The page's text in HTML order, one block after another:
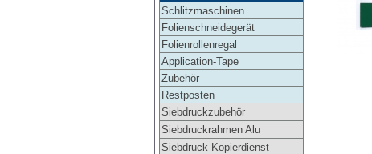
Schlitzmaschinen
Folienschneidegerät
Folienrollenregal
Application-Tape
Zubehör
Restposten
Siebdruckzubehör
Siebdruckrahmen Alu
Siebdruck Kopierdienst